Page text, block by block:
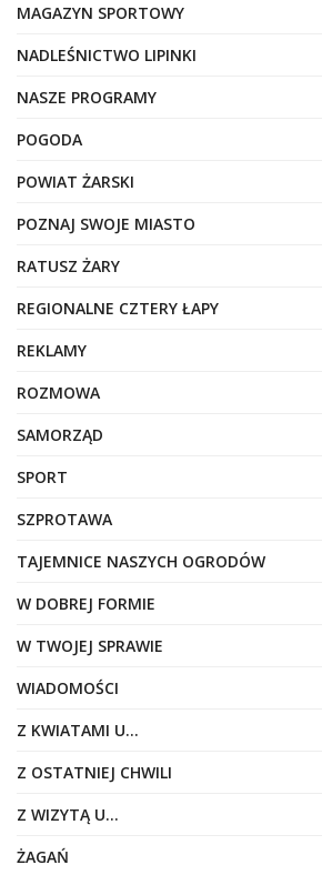
MAGAZYN SPORTOWY
NADLEŚNICTWO LIPINKI
NASZE PROGRAMY
POGODA
POWIAT ŻARSKI
POZNAJ SWOJE MIASTO
RATUSZ ŻARY
REGIONALNE CZTERY ŁAPY
REKLAMY
ROZMOWA
SAMORZĄD
SPORT
SZPROTAWA
TAJEMNICE NASZYCH OGRODÓW
W DOBREJ FORMIE
W TWOJEJ SPRAWIE
WIADOMOŚCI
Z KWIATAMI U…
Z OSTATNIEJ CHWILI
Z WIZYTĄ U…
ŻAGAŃ